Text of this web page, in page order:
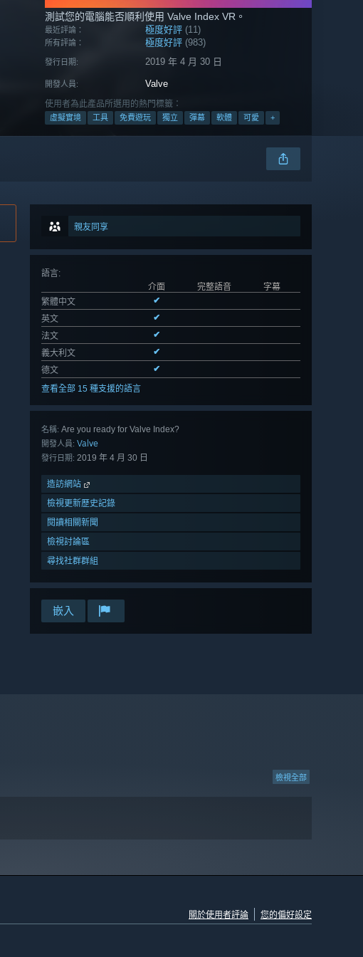
測試您的電腦能否順利使用 Valve Index VR。
最近評論： 極度好評 (11)
所有評論： 極度好評 (983)
發行日期: 2019 年 4 月 30 日
開發人員: Valve
使用者為此產品所選用的熱門標籤：
虛擬實境 工具 免費遊玩 獨立 彈幕 軟體 可愛 +
親友同享
語言:
介面
完整語音
字幕
繁體中文
✔
英文
✔
法文
✔
義大利文
✔
德文
✔
查看全部 15 種支援的語言
名稱: Are you ready for Valve Index?
開發人員: Valve
發行日期: 2019 年 4 月 30 日
造訪網站
檢視更新歷史記錄
閱讀相關新聞
檢視討論區
尋找社群群組
嵌入
檢視全部
關於使用者評論 您的偏好設定